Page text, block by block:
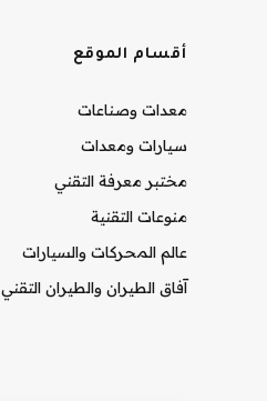
أقسام الموقع
معدات وصناعات
سيارات ومعدات
مختبر معرفة التقني
منوعات التقنية
عالم المحركات والسيارات
آفاق الطيران والطيران التقني